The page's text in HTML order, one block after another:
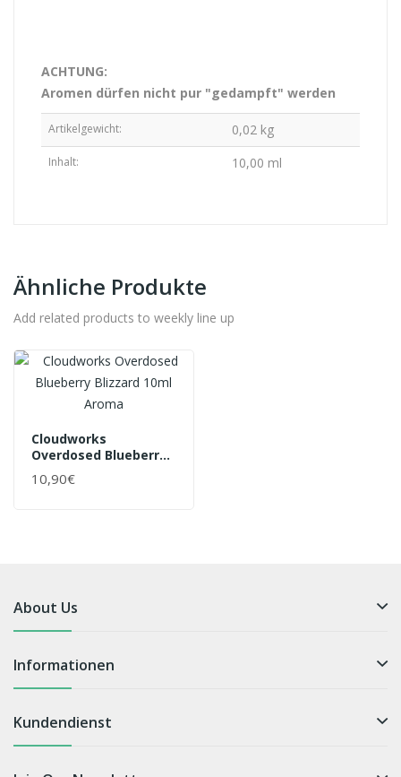
ACHTUNG:
Aromen dürfen nicht pur "gedampft" werden
Artikelgewicht: 0,02 kg
Inhalt: 10,00 ml
Ähnliche Produkte
Add related products to weekly line up
Cloudworks
Overdosed Blueberry
Blizzard 10ml Aroma
10,90€
About Us
Informationen
Kundendienst